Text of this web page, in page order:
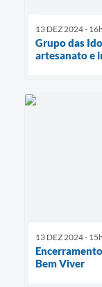
13 DEZ 2024 -
Grupo das
artesanato e
13 DEZ 2024 -
Bem Viver